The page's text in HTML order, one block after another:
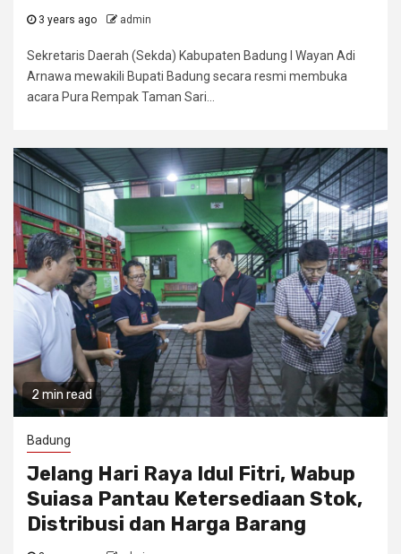
3 years ago admin
Sekretaris Daerah (Sekda) Kabupaten Badung I Wayan Adi
Arnawa mewakili Bupati Badung secara resmi membuka
acara Pura Rempak Taman Sari...
2 min read
Badung
Jelang Hari Raya Idul Fitri, Wabup
Suiasa Pantau Ketersediaan Stok,
Distribusi dan Harga Barang